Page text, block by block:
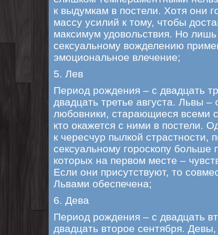
к выдумкам в постели. Хотя они
массу усилий к тому, чтобы
максимум удовольствия. Но лишь
сексуальному вожделению
эмоциональное влечение;
5. Лев
Период рождения – с двадцать
двадцать третье августа. Львы –
любовники, старающиеся всеми
кто окажется с ними в постели.
к чересчур пылкой страстности,
сексуальному гороскопу больше
которых на первом месте –
Если они присутствуют, то
Львами обеспечена;
6. Дева
Период рождения – с двадцать
двадцать второе сентября.